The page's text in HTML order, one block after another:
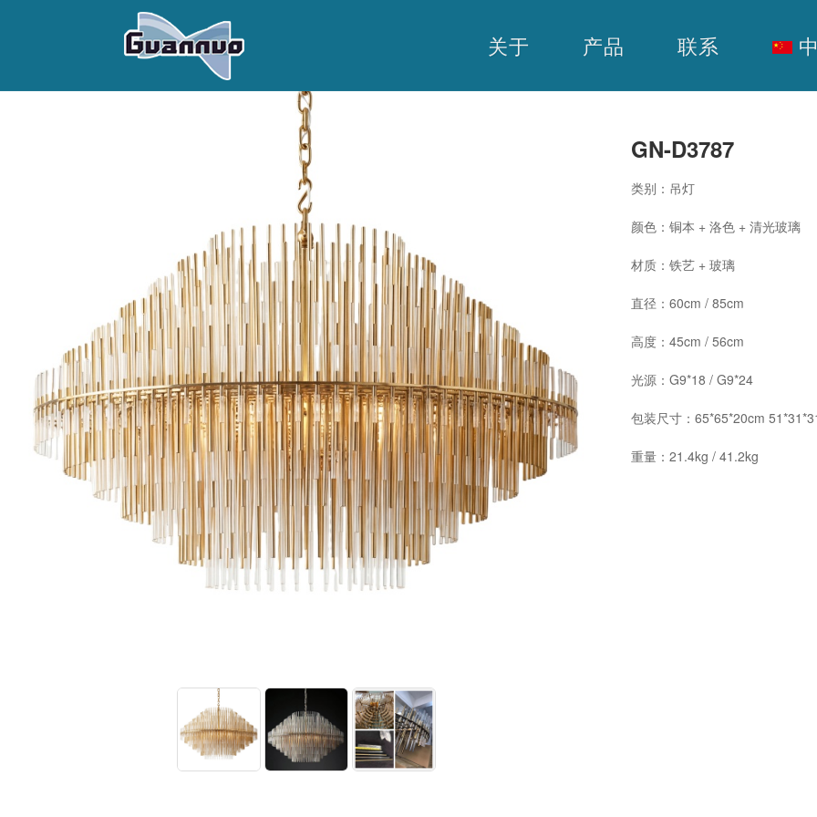
关于 产品 联系
GN-D3787
类别：吊灯
颜色：铜本 + 洛色 + 清光玻璃
材质：铁艺 + 玻璃
直径：60cm / 85cm
高度：45cm / 56cm
光源：G9*18 / G9*24
包装尺寸：65*65*20cm
重量：21.4kg / 41.2kg